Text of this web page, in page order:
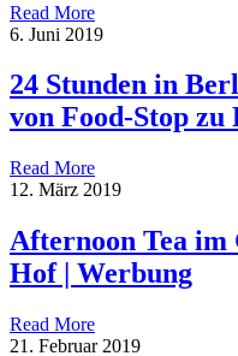
Read More
6. Juni 2019
24 Stunden in
von Food-Stop zu
Read More
12. März 2019
Afternoon Tea im
Hof | Werbung
Read More
21. Februar 2019